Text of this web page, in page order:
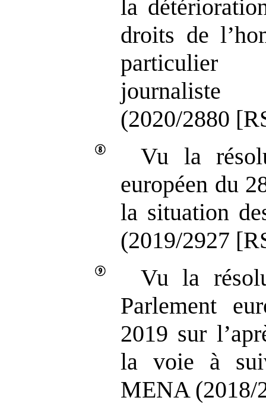
la
droits de
journaliste
(2020/2880
Vu la
européen du
la situation
(2019/2927
Vu la
Parlement
2019 sur
la voie à
MENA